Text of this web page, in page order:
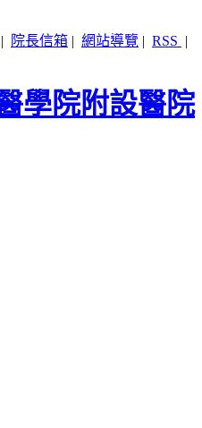
| 院長信箱 | 網站導覽 | RSS |